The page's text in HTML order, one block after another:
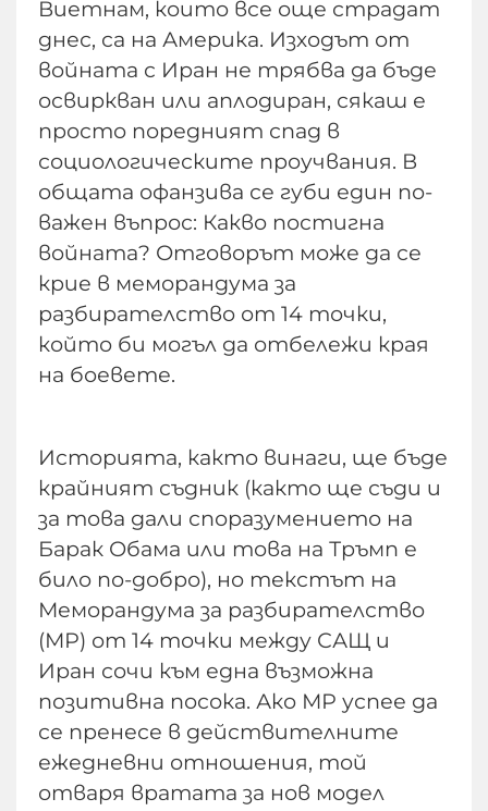
Виетнам, които все още страдат
днес, са на Америка. Изходът от
войната с Иран не трябва да бъде
освиркван или аплодиран, сякаш е
просто поредният спад в
социологическите проучвания. В
общата офанзива се губи един по-
важен въпрос: Какво постигна
войната? Отговорът може да се
крие в меморандума за
разбирателство от 14 точки,
който би могъл да отбележи края
на боевете.
Историята, както винаги, ще бъде
крайният съдник (както ще съди и
за това дали споразумението на
Барак Обама или това на Тръмп е
било по-добро), но текстът на
Меморандума за разбирателство
(МР) от 14 точки между САЩ и
Иран сочи към една възможна
позитивна посока. Ако МР успее да
се пренесе в действителните
ежедневни отношения, той
отваря вратата за нов модел